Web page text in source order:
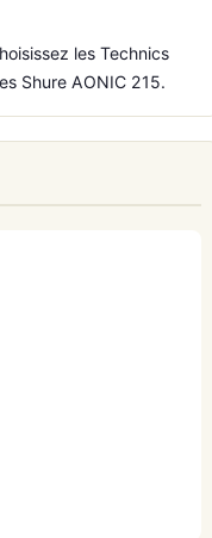
les Technics
Shure AONIC 215.